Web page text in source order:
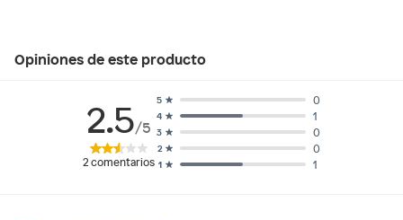
Opiniones de este producto
2.5/5
2comentarios 1 1
2 0
3 0
4 1
5 0